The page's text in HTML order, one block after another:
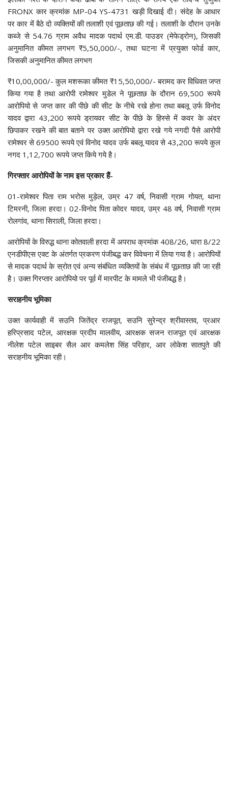
FRONX कार क्रमांक MP-04 YS-4731 खड़ी दिखाई दी। संदेह के आधार
पर कार में बैठे दो व्यक्तियों की तलाशी एवं पूछताछ की गई। तलाशी के दौरान उनके
कब्जे से 54.76 ग्राम अवैध मादक पदार्थ एम.डी. पाउडर (मेफेड्रोन), जिसकी
अनुमानित कीमत लगभग ₹5,50,000/-, तथा घटना में प्रयुक्त फोर्ड कार,
जिसकी अनुमानित कीमत लगभग
₹10,00,000/- कुल मशरूका कीमत ₹15,50,000/- बरामद कर विधिवत जप्त
किया गया है तथा आरोपी रामेश्वर मुडेल ने पूछताछ के दौरान 69,500 रूपये
आरोपियो से जप्त कार की पीछे की सीट के नीचे रखे होना तथा बबलू उर्फ विनोद
यादव द्वारा 43,200 रूपये ड्रायवर सीट के पीछे के हिस्से में कवर के अंदर
छिपाकर रखने की बात बताने पर उक्त आरोपियो द्वारा रखे गये नगदी पैसे आरोपी
रामेश्वर से 69500 रूपये एवं विनोद यादव उर्फ बबलू यादव से 43,200 रूपये कुल
नगद 1,12,700 रूपये जप्त किये गये है।
गिरफ्तार आरोपियों के नाम इस प्रकार हैं-
01-रामेश्वर पिता राम भरोस मुड़ेल, उम्र 47 वर्ष, निवासी ग्राम गोयत, थाना
टिमरनी, जिला हरदा। 02-विनोद पिता कोदर यादव, उम्र 48 वर्ष, निवासी ग्राम
रोलगांव, थाना सिराली, जिला हरदा।
आरोपियों के विरुद्ध थाना कोतवाली हरदा में अपराध क्रमांक 408/26, धारा 8/22
एनडीपीएस एक्ट के अंतर्गत प्रकरण पंजीबद्ध कर विवेचना में लिया गया है। आरोपियों
से मादक पदार्थ के स्रोत एवं अन्य संबंधित व्यक्तियों के संबंध में पूछताछ की जा रही
है। उक्त गिरप्तार आरोपियो पर पूर्व में मारपीट के मामले भी पंजीबद्ध है।
सराहनीय भूमिका
उक्त कार्यवाही में सउनि जितेंद्र राजपूत, सउनि सुरेन्द्र श्रीवास्तव, प्रआर
हरिप्रसाद पटेल, आरक्षक प्रदीप मालवीय, आरक्षक सजन राजपूत एवं आरक्षक
नीलेश पटेल साइबर सैल आर कमलेश सिंह परिहार, आर लोकेश सातपुते की
सराहनीय भूमिका रही।